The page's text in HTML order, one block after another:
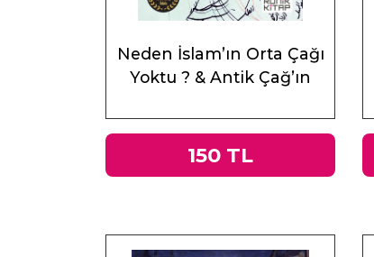
Neden İslam’ın Orta Çağı
Yoktu ? & Antik Çağ’ın
150 TL